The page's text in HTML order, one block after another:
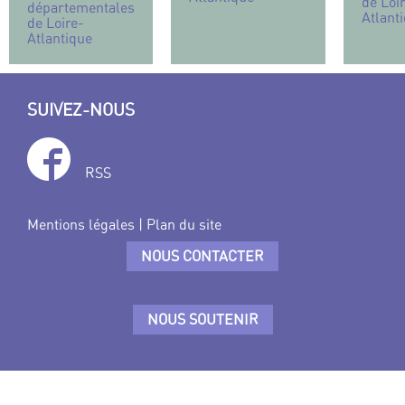
départementales
de Loire-
Atlantique
SUIVEZ-NOUS
RSS
Mentions légales | Plan du site
NOUS CONTACTER
NOUS SOUTENIR